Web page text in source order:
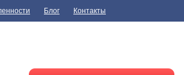
Блог Контакты